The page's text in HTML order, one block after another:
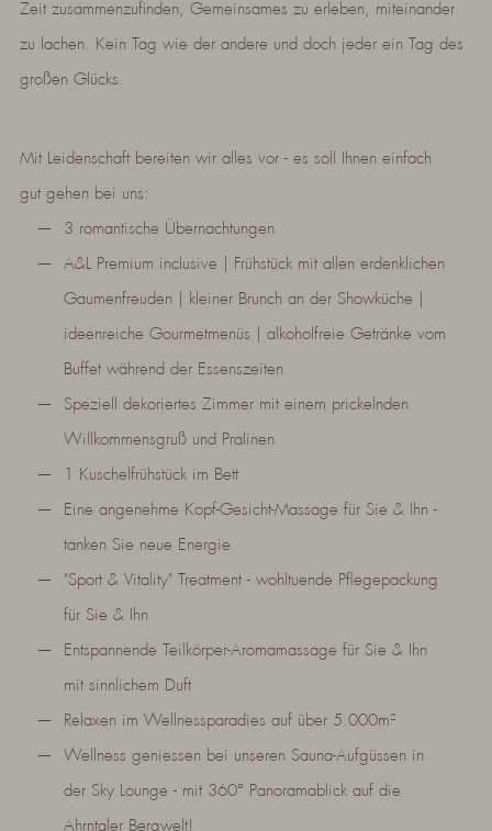
Zeit zusammenzufinden, Gemeinsames zu erleben, miteinander
zu lachen. Kein Tag wie der andere und doch jeder ein Tag des
großen Glücks.
Mit Leidenschaft bereiten wir alles vor - es soll Ihnen einfach
gut gehen bei uns:
3 romantische Übernachtungen
A&L Premium inclusive | Frühstück mit allen erdenklichen
Gaumenfreuden | kleiner Brunch an der Showküche |
ideenreiche Gourmetmenüs | alkoholfreie Getränke vom
Buffet während der Essenszeiten
Speziell dekoriertes Zimmer mit einem prickelnden
Willkommensgruß und Pralinen
1 Kuschelfrühstück im Bett
Eine angenehme Kopf-Gesicht-Massage für Sie & Ihn -
tanken Sie neue Energie
"Sport & Vitality" Treatment - wohltuende Pflegepackung
für Sie & Ihn
Entspannende Teilkörper-Aromamassage für Sie & Ihn
mit sinnlichem Duft
Relaxen im Wellnessparadies auf über 5.000m²
Wellness geniessen bei unseren Sauna-Aufgüssen in
der Sky Lounge - mit 360° Panoramablick auf die
Ahrntaler Bergwelt!